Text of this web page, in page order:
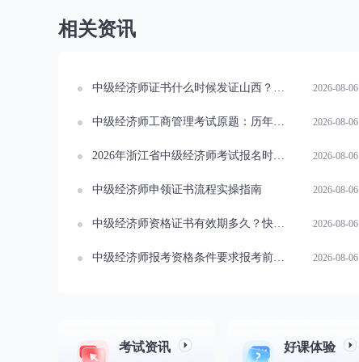
相关资讯
中级经济师证书什么时候发证山西？领取时间新通知 2026-08-06
中级经济师工商管理考试原题：历年真题精选汇编 2026-08-06
2026年浙江省中级经济师考试报名时间与流程详解 2026-08-06
中级经济师申领证书流程实操指南 2026-08-06
中级经济师资格证书有效期多久？快速了解答案汇总 2026-08-06
中级经济师报考资格条件要求报考前须知 2026-08-06
考试资讯 好课体验